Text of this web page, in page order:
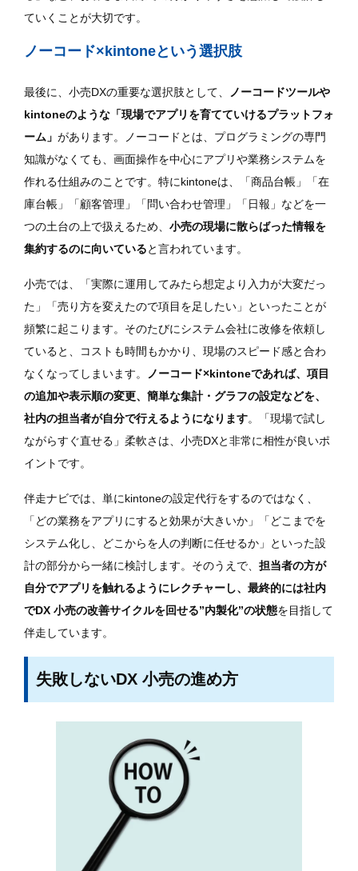
ていくことが大切です。
ノーコード×kintoneという選択肢
最後に、小売DXの重要な選択肢として、
ノーコードツールや
kintoneのような「現場でアプリを育てていけるプラットフォ
ーム」 があります。ノーコードとは、プログラミングの専門
知識がなくても、画面操作を中心にアプリや業務システムを
作れる仕組みのことです。特にkintoneは、「商品台帳」「在
庫台帳」「顧客管理」「問い合わせ管理」「日報」などを一
つの土台の上で扱えるため、 小売の現場に散らばった情報を
集約するのに向いていると言われています。
小売では、「実際に運用してみたら想定より入力が大変だっ
た」「売り方を変えたので項目を足したい」といったことが
頻繁に起こります。そのたびにシステム会社に改修を依頼し
ていると、コストも時間もかかり、現場のスピード感と合わ
なくなってしまいます。
ノーコード×kintoneであれば、項目
の追加や表示順の変更、簡単な集計・グラフの設定などを、
社内の担当者が自分で行えるようになります。「現場で試し
ながらすぐ直せる」柔軟さは、小売DXと非常に相性が良いポ
イントです。
伴走ナビでは、単にkintoneの設定代行をするのではなく、
「どの業務をアプリにすると効果が大きいか」「どこまでを
システム化し、どこからを人の判断に任せるか」といった設
計の部分から一緒に検討します。そのうえで、 担当者の方が
自分でアプリを触れるようにレクチャーし、最終的には社内
でDX 小売の改善サイクルを回せる”内製化”の状態を目指して
伴走しています。
失敗しないDX 小売の進め方